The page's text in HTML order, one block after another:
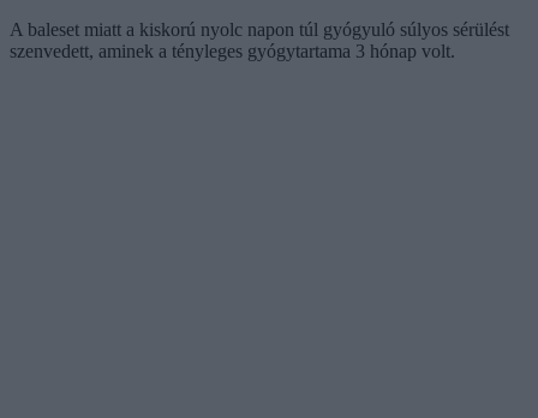
A baleset miatt a kiskorú nyolc napon túl gyógyuló súlyos sérülést
szenvedett, aminek a tényleges gyógytartama 3 hónap volt.